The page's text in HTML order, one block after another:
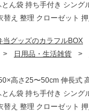
ん袋 持ち手付き シング
え 整理 クローゼット 押
当グッズのカラフルBOX
> 日用品・生活雑貨 >
高さ25〜50cm 伸長式
ん袋 持ち手付き シング
え 整理 クローゼット 押